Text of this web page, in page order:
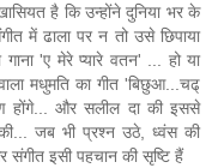
है कि उन्होंने दुनिया भर के
में ढाला पर न तो उसे छिपाया
'ए मेरे प्यारे वतन' ... हो या
मधुमति का गीत 'बिछुआ...चढ्
होंगे... और सलील दा की इससे
जब भी प्रश्न उठे, ध्वंस की
संगीत इसी पहचान की सृष्टि हैं